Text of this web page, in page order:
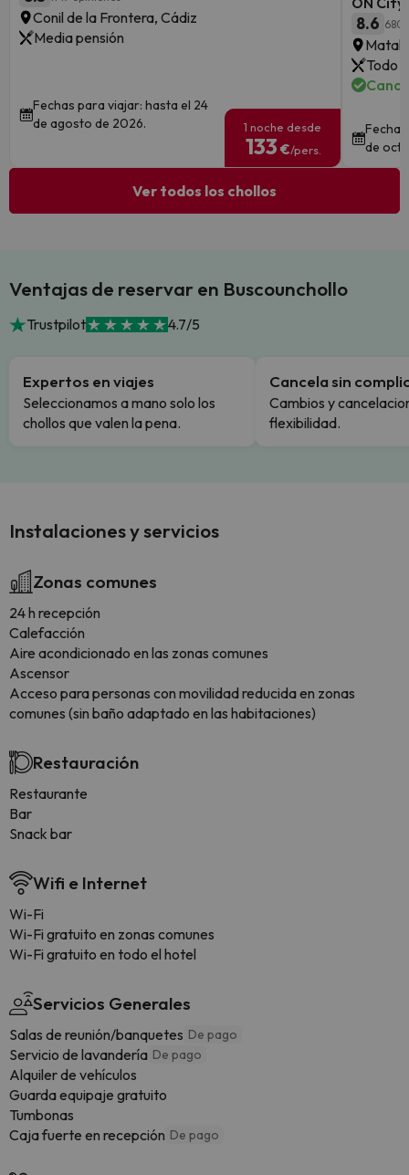
Conil de la Frontera, Cádiz
Media pensión
Fechas para viajar: hasta el 24
de agosto de 2026.
1 noche desde
133 €/pers.
8.6 680
Todo
de
Ver todos los chollos
Ventajas de reservar en Buscounchollo
Trustpilot 4.7/5
Expertos en viajes
Seleccionamos a mano solo los
chollos que valen la pena.
Cancela sin
Cambios y
flexibilidad.
Instalaciones y servicios
Zonas comunes
24 h recepción
Calefacción
Aire acondicionado en las zonas comunes
Ascensor
Acceso para personas con movilidad reducida en zonas
comunes (sin baño adaptado en las habitaciones)
Restauración
Restaurante
Bar
Snack bar
Wifi e Internet
Wi-Fi
Wi-Fi gratuito en zonas comunes
Wi-Fi gratuito en todo el hotel
Servicios Generales
Salas de reunión/banquetes De pago
Servicio de lavandería De pago
Alquiler de vehículos
Guarda equipaje gratuito
Tumbonas
Caja fuerte en recepción De pago